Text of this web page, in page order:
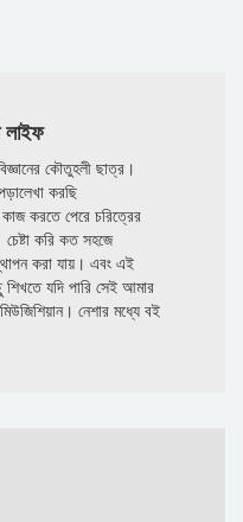
কৌতুহলী ছাত্র।
করছি
করতে পেরে চরিত্রের
করি কত সহজে
করা যায়। এবং এই
যদি পারি সেই আমার
নেশার মধ্যে বই